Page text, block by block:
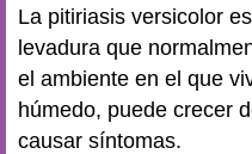
La pitiriasis versicolor
levadura que
el ambiente en el que
húmedo, puede crecer
causar síntomas.